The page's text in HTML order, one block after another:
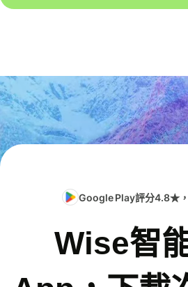
Google Play評分4.8★，
Wise智